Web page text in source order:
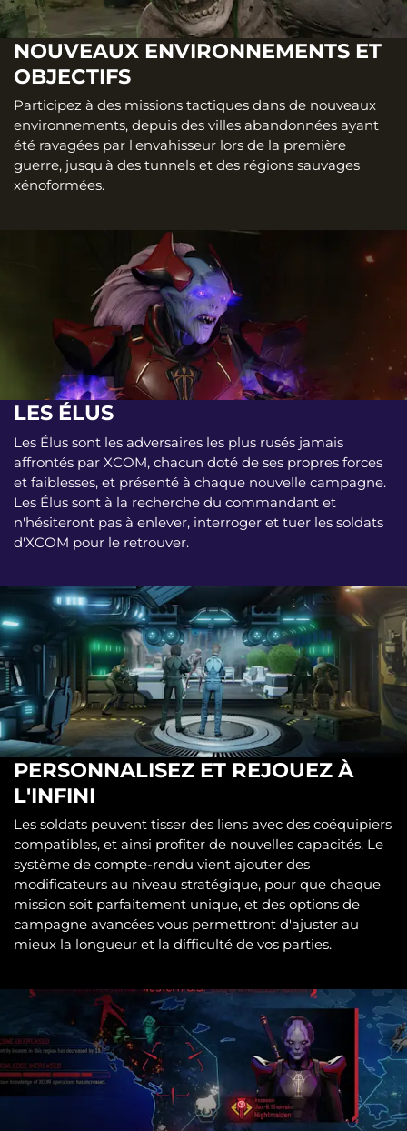
NOUVEAUX ENVIRONNEMENTS ET
OBJECTIFS
Participez à des missions tactiques dans de nouveaux
environnements, depuis des villes abandonnées ayant
été ravagées par l'envahisseur lors de la première
guerre, jusqu'à des tunnels et des régions sauvages
xénoformées.
LES ÉLUS
Les Élus sont les adversaires les plus rusés jamais
affrontés par XCOM, chacun doté de ses propres forces
et faiblesses, et présenté à chaque nouvelle campagne.
Les Élus sont à la recherche du commandant et
n'hésiteront pas à enlever, interroger et tuer les soldats
d'XCOM pour le retrouver.
PERSONNALISEZ ET REJOUEZ À
L'INFINI
Les soldats peuvent tisser des liens avec des coéquipiers
compatibles, et ainsi profiter de nouvelles capacités. Le
système de compte-rendu vient ajouter des
modificateurs au niveau stratégique, pour que chaque
mission soit parfaitement unique, et des options de
campagne avancées vous permettront d'ajuster au
mieux la longueur et la difficulté de vos parties.